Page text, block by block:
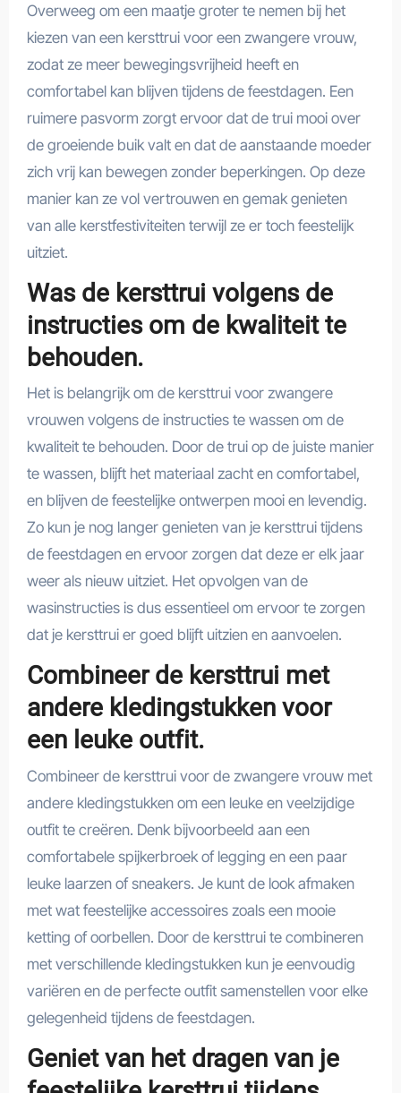
Overweeg om een maatje groter te nemen bij het
kiezen van een kersttrui voor een zwangere vrouw,
zodat ze meer bewegingsvrijheid heeft en
comfortabel kan blijven tijdens de feestdagen. Een
ruimere pasvorm zorgt ervoor dat de trui mooi over
de groeiende buik valt en dat de aanstaande moeder
zich vrij kan bewegen zonder beperkingen. Op deze
manier kan ze vol vertrouwen en gemak genieten
van alle kerstfestiviteiten terwijl ze er toch feestelijk
uitziet.
Was de kersttrui volgens de
instructies om de kwaliteit te
behouden.
Het is belangrijk om de kersttrui voor zwangere
vrouwen volgens de instructies te wassen om de
kwaliteit te behouden. Door de trui op de juiste manier
te wassen, blijft het materiaal zacht en comfortabel,
en blijven de feestelijke ontwerpen mooi en levendig.
Zo kun je nog langer genieten van je kersttrui tijdens
de feestdagen en ervoor zorgen dat deze er elk jaar
weer als nieuw uitziet. Het opvolgen van de
wasinstructies is dus essentieel om ervoor te zorgen
dat je kersttrui er goed blijft uitzien en aanvoelen.
Combineer de kersttrui met
andere kledingstukken voor
een leuke outfit.
Combineer de kersttrui voor de zwangere vrouw met
andere kledingstukken om een leuke en veelzijdige
outfit te creëren. Denk bijvoorbeeld aan een
comfortabele spijkerbroek of legging en een paar
leuke laarzen of sneakers. Je kunt de look afmaken
met wat feestelijke accessoires zoals een mooie
ketting of oorbellen. Door de kersttrui te combineren
met verschillende kledingstukken kun je eenvoudig
variëren en de perfecte outfit samenstellen voor elke
gelegenheid tijdens de feestdagen.
Geniet van het dragen van je